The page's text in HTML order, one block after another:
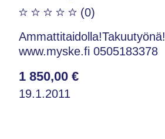
(0)
Ammattitaidolla!Takuutyönä!
www.myske.fi 0505183378
1 850,00 €
19.1.2011